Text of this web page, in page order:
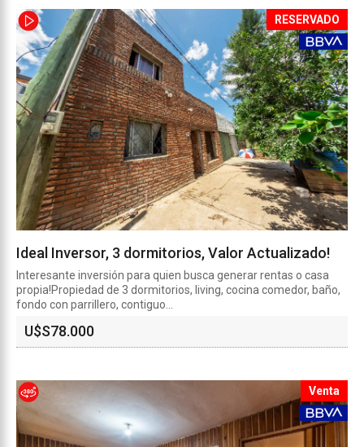
RESERVADO
Ideal Inversor, 3 dormitorios, Valor Actualizado!
Interesante inversión para quien busca generar rentas o casa
propia!Propiedad de 3 dormitorios, living, cocina comedor, baño,
fondo con parrillero, contiguo...
U$S78.000
Venta